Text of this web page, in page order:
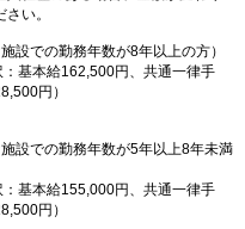
い。
設での勤務年数が8年以上の方）
基本給162,500円、共通一律手
円）
設での勤務年数が5年以上8年未満
基本給155,000円、共通一律手
円）